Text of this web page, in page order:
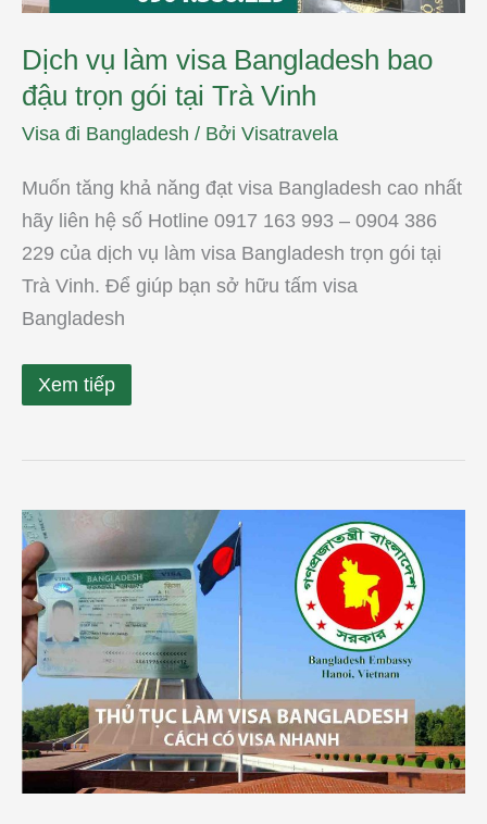
Dịch vụ làm visa Bangladesh bao
đậu trọn gói tại Trà Vinh
Visa đi Bangladesh / Bởi Visatravela
Muốn tăng khả năng đạt visa Bangladesh cao nhất
hãy liên hệ số Hotline 0917 163 993 – 0904 386
229 của dịch vụ làm visa Bangladesh trọn gói tại
Trà Vinh. Để giúp bạn sở hữu tấm visa
Bangladesh
Xem tiếp
Cách
làm
visa
đi
Bangladesh
tại
Nha
Trang,
Khánh